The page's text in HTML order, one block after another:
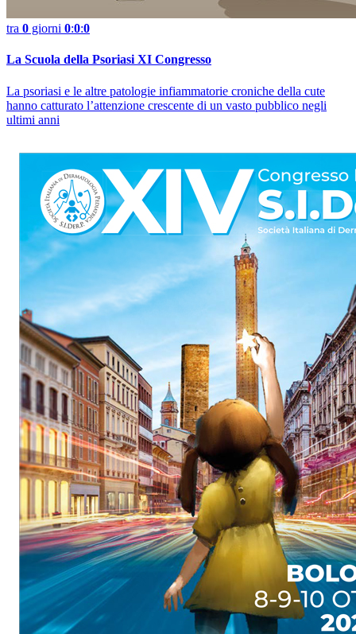
tra 0 giorni 0:0:0
La Scuola della Psoriasi XI Congresso
La psoriasi e le altre patologie infiammatorie croniche della cute
hanno catturato l’attenzione crescente di un vasto pubblico negli
ultimi anni